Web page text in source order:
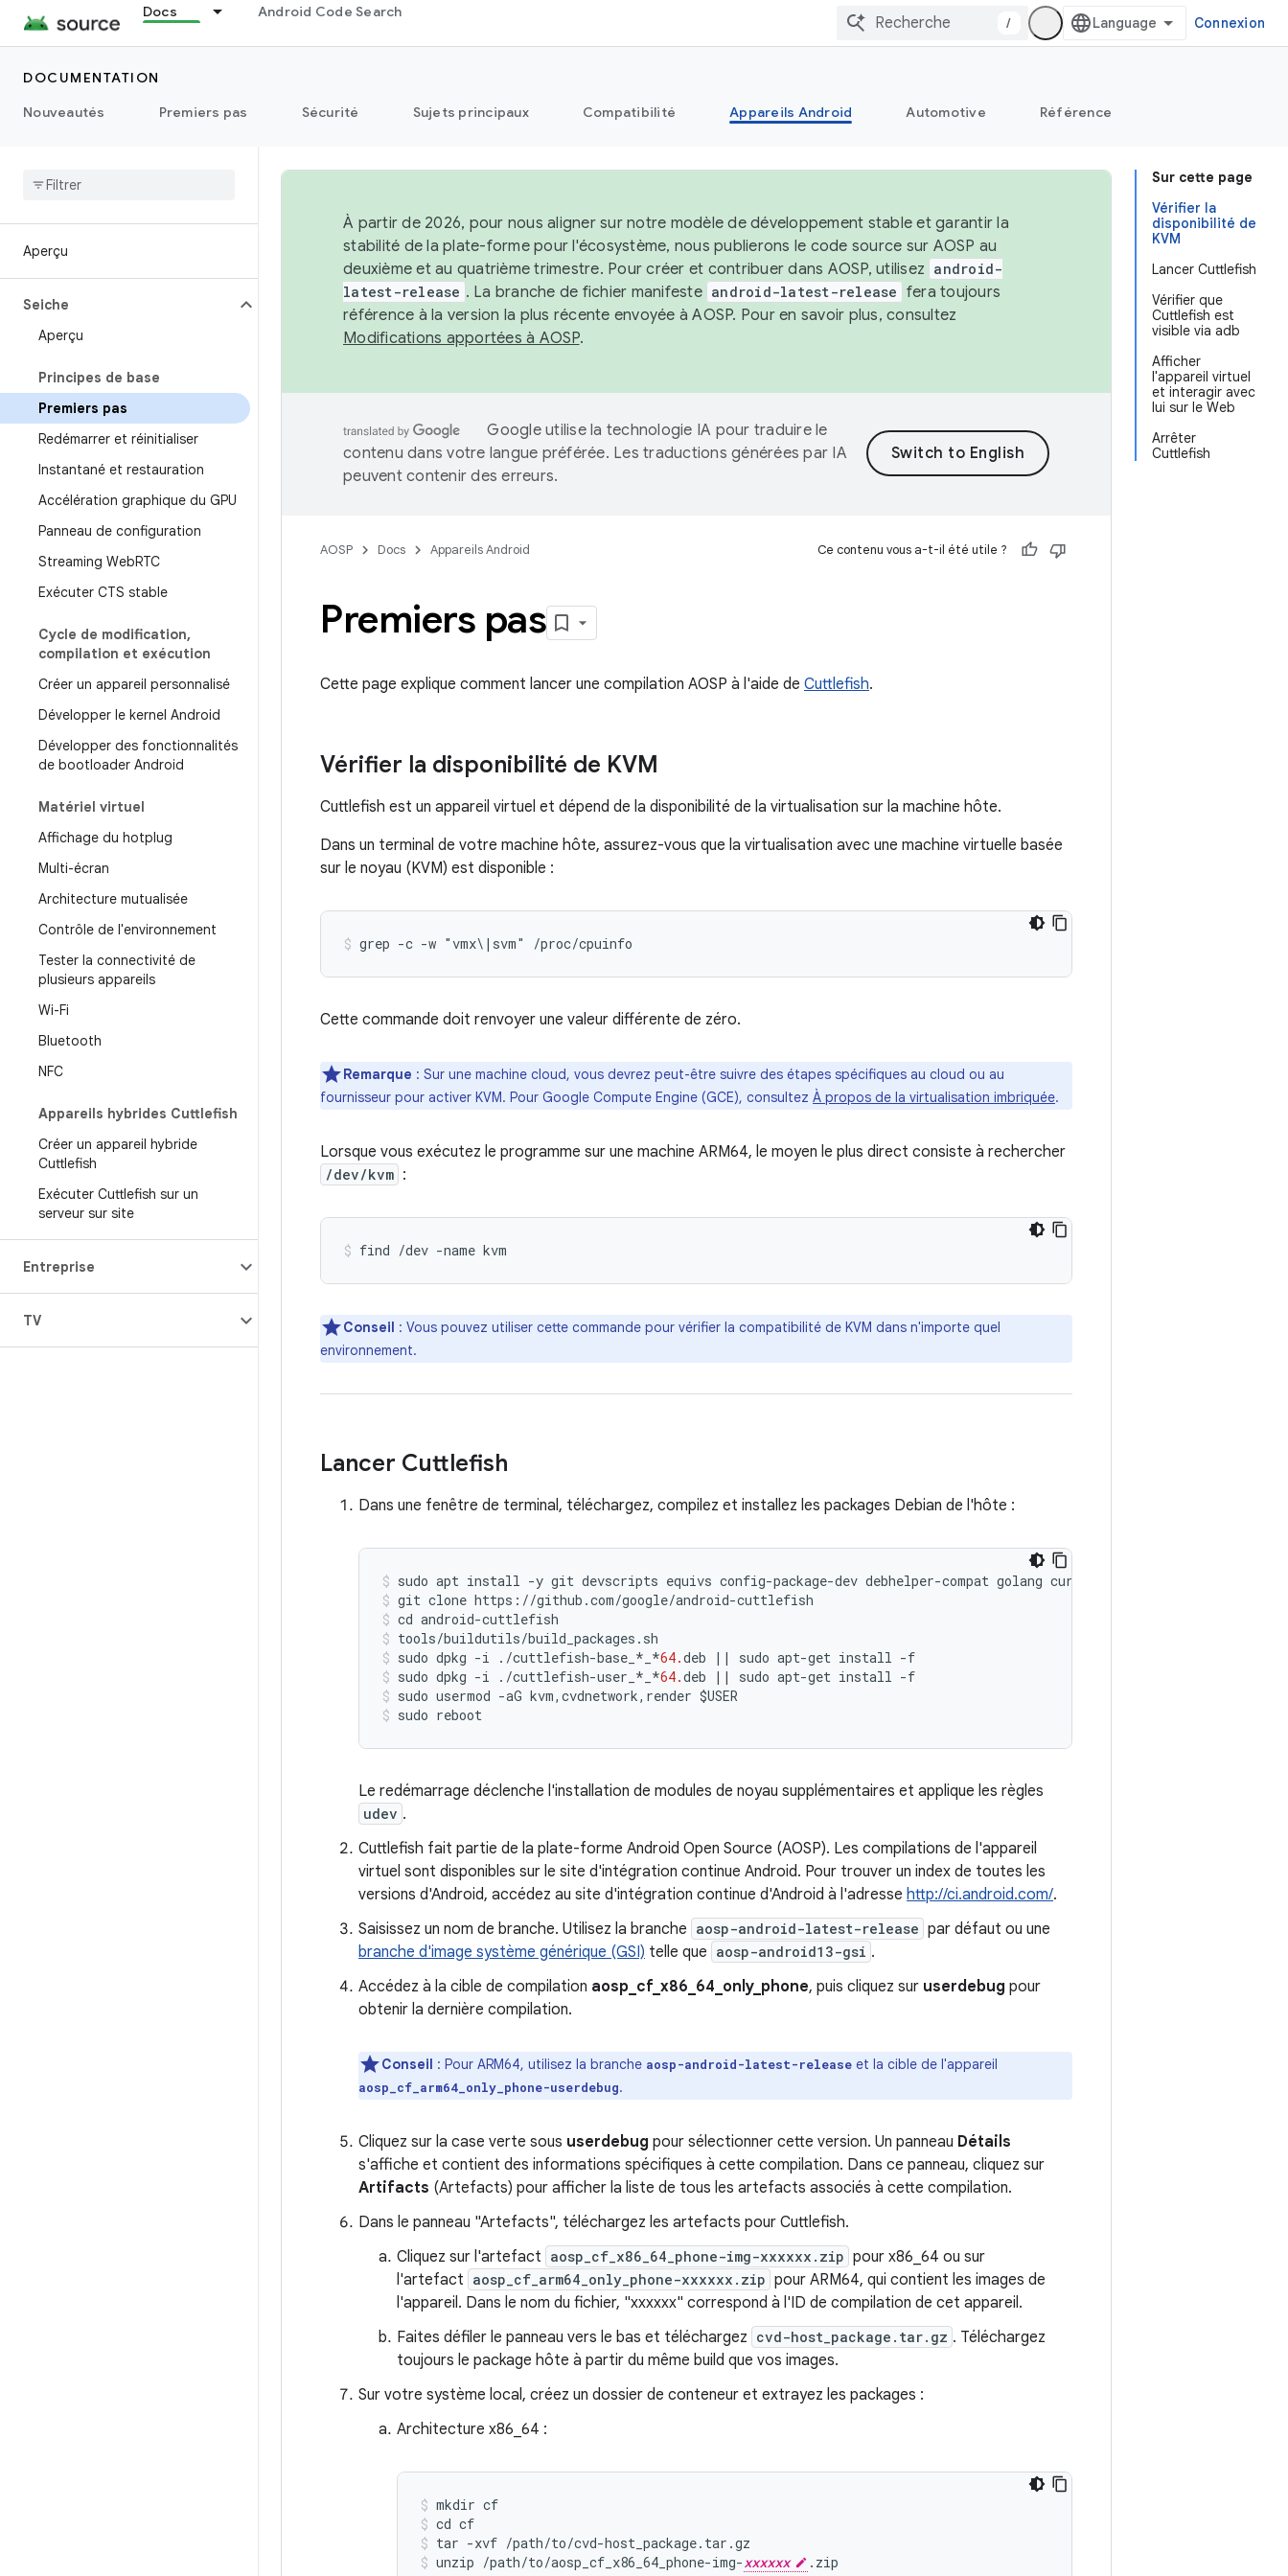
Docs Android Code Search
/ Connexion
DOCUMENTATION
Nouveautés
Premiers pas Sécurité Sujets principaux Compatibilité Appareils Android Automotive Référence
Aperçu
Seiche
Aperçu
Principes de base
Premiers pas
Redémarrer et réinitialiser
Instantané et restauration
Accélération graphique du GPU
Panneau de configuration
Streaming WebRTC
Exécuter CTS stable
Cycle de modification,
compilation et exécution
Créer un appareil personnalisé
Développer le kernel Android
Développer des fonctionnalités
de bootloader Android
Matériel virtuel
Affichage du hotplug
Multi-écran
Architecture mutualisée
Contrôle de l'environnement
Tester la connectivité de
plusieurs appareils
Wi-Fi
Bluetooth
NFC
Appareils hybrides Cuttlefish
Créer un appareil hybride
Cuttlefish
Exécuter Cuttlefish sur un
serveur sur site
Entreprise
TV
Sur cette page
Vérifier la
disponibilité de
KVM
Lancer Cuttlefish
Vérifier que
Cuttlefish est
visible via adb
Afficher
l'appareil virtuel
et interagir avec
lui sur le Web
Arrêter
Cuttlefish
À partir de 2026, pour nous aligner sur notre modèle de développement stable et garantir la
stabilité de la plate-forme pour l'écosystème, nous publierons le code source sur AOSP au
deuxième et au quatrième trimestre. Pour créer et contribuer dans AOSP, utilisez android-
latest-release . La branche de fichier manifeste android-latest-release fera toujours
référence à la version la plus récente envoyée à AOSP. Pour en savoir plus, consultez
Modifications apportées à AOSP.
Google utilise la technologie IA pour traduire le
contenu dans votre langue préférée. Les traductions générées par IA
peuvent contenir des erreurs.
AOSP Docs Appareils Android Ce contenu vous a-t-il été utile ?
Premiers pas
Cette page explique comment lancer une compilation AOSP à l'aide de Cuttlefish.
Vérifier la disponibilité de KVM
Cuttlefish est un appareil virtuel et dépend de la disponibilité de la virtualisation sur la machine hôte.
Dans un terminal de votre machine hôte, assurez-vous que la virtualisation avec une machine virtuelle basée
sur le noyau (KVM) est disponible :
grep -c -w "vmx\|svm" /proc/cpuinfo
Cette commande doit renvoyer une valeur différente de zéro.
Remarque : Sur une machine cloud, vous devrez peut-être suivre des étapes spécifiques au cloud ou au
fournisseur pour activer KVM. Pour Google Compute Engine (GCE), consultez À propos de la virtualisation imbriquée.
Lorsque vous exécutez le programme sur une machine ARM64, le moyen le plus direct consiste à rechercher
/dev/kvm :
find /dev -name kvm
Conseil : Vous pouvez utiliser cette commande pour vérifier la compatibilité de KVM dans n'importe quel
environnement.
Lancer Cuttlefish
Dans une fenêtre de terminal, téléchargez, compilez et installez les packages Debian de l'hôte :
sudo apt install -y git devscripts equivs config-package-dev debhelper-compat golang curl
git clone https : //github .com/google/android-cuttlefish
cd android-cuttlefish
tools/buildutils/build_packages . sh
sudo dpkg -i ./cuttlefish-base_ * *64.deb || sudo apt-get install -f
sudo dpkg -i ./cuttlefish-user_ * *64.deb || sudo apt-get install -f
sudo usermod -aG kvm, cvdnetwork, render $USER
sudo reboot
Le redémarrage déclenche l'installation de modules de noyau supplémentaires et applique les règles
udev .
Cuttlefish fait partie de la plate-forme Android Open Source (AOSP). Les compilations de l'appareil
virtuel sont disponibles sur le site d'intégration continue Android. Pour trouver un index de toutes les
versions d'Android, accédez au site d'intégration continue d'Android à l'adresse http://ci.android.com/.
Saisissez un nom de branche. Utilisez la branche aosp-android-latest-release par défaut ou une
branche d'image système générique (GSI) telle que aosp-android13-gsi .
Accédez à la cible de compilation aosp_cf_x86_64_only_phone, puis cliquez sur userdebug pour
obtenir la dernière compilation.
Conseil : Pour ARM64, utilisez la branche aosp-android-latest-release et la cible de l'appareil
aosp_cf_arm64_only_phone-userdebug.
Cliquez sur la case verte sous userdebug pour sélectionner cette version. Un panneau Détails
s'affiche et contient des informations spécifiques à cette compilation. Dans ce panneau, cliquez sur
Artifacts (Artefacts) pour afficher la liste de tous les artefacts associés à cette compilation.
Dans le panneau "Artefacts", téléchargez les artefacts pour Cuttlefish.
Cliquez sur l'artefact aosp_cf_x86_64_phone-img-xxxxxx.zip pour x86_64 ou sur
l'artefact aosp_cf_arm64_only_phone-xxxxxx.zip pour ARM64, qui contient les images de
l'appareil. Dans le nom du fichier, "xxxxxx" correspond à l'ID de compilation de cet appareil.
Faites défiler le panneau vers le bas et téléchargez cvd-host_package.tar.gz . Téléchargez
toujours le package hôte à partir du même build que vos images.
Sur votre système local, créez un dossier de conteneur et extrayez les packages :
Architecture x86_64 :
mkdir cf
cd cf
tar -xvf /path/to/cvd-host_package. tar .gz
unzip /path/to/aosp_cf_x86_64_phone-img-xxxxxx . zip